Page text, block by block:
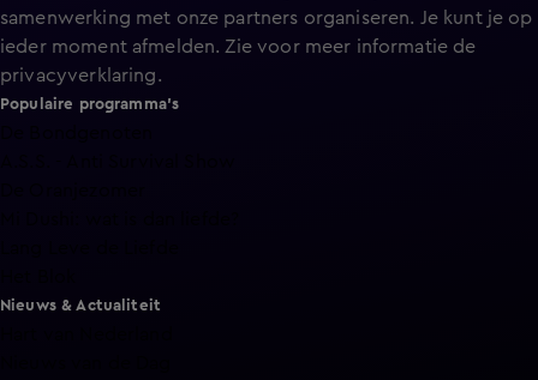
samenwerking met onze partners organiseren. Je kunt je op
ieder moment afmelden. Zie voor meer informatie de
privacyverklaring.
Populaire programma's
Nieuws & Actualiteit